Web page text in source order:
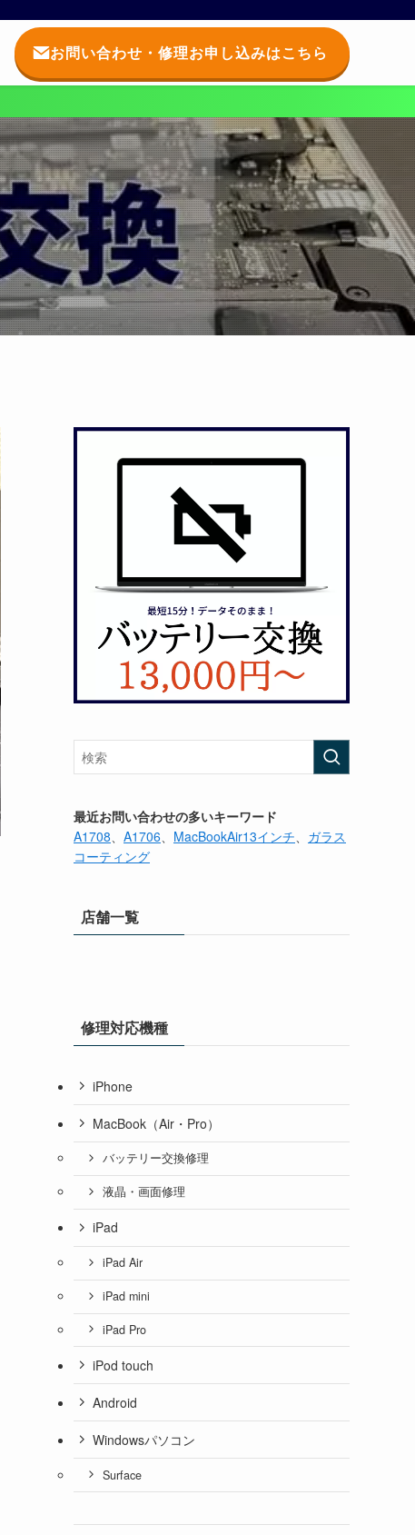
お問い合わせ・修理お申し込みはこちら
最近お問い合わせの多いキーワード
A1708、 A1706、 MacBookAir13インチ、 ガラス
コーティング
店舗一覧
修理対応機種
iPhone
MacBook（Air・Pro）
バッテリー交換修理
液晶・画面修理
iPad
iPad Air
iPad mini
iPad Pro
iPod touch
Android
Windowsパソコン
Surface